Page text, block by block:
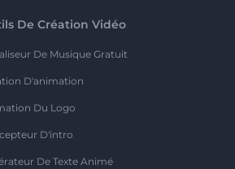
De Création Vidéo
De Musique Gratuit
D'animation
Du Logo
D'intro
De Texte Animé